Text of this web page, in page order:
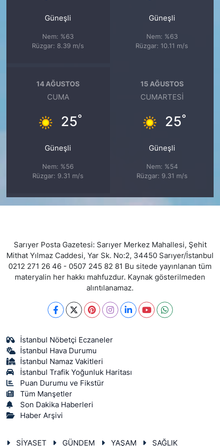
Güneşli
Nem: %63
Rüzgar: 8.39 m/s
Güneşli
Nem: %63
Rüzgar: 10.11 m/s
14 AĞUSTOS
CUMA
25°
Güneşli
Nem: %56
Rüzgar: 9.31 m/s
15 AĞUSTOS
CUMARTESI
25°
Güneşli
Nem: %54
Rüzgar: 9.31 m/s
Sarıyer Posta Gazetesi: Sarıyer Merkez Mahallesi, Şehit
Mithat Yılmaz Caddesi, Yar Sk. No:2, 34450 Sarıyer/İstanbul
0212 271 26 46 - 0507 245 82 81 Bu sitede yayınlanan tüm
materyalin her hakkı mahfuzdur. Kaynak gösterilmeden
alıntılanamaz.
İstanbul Nöbetçi Eczaneler
İstanbul Hava Durumu
İstanbul Namaz Vakitleri
İstanbul Trafik Yoğunluk Haritası
Puan Durumu ve Fikstür
Tüm Manşetler
Son Dakika Haberleri
Haber Arşivi
SİYASET GÜNDEM YAŞAM SAĞLIK